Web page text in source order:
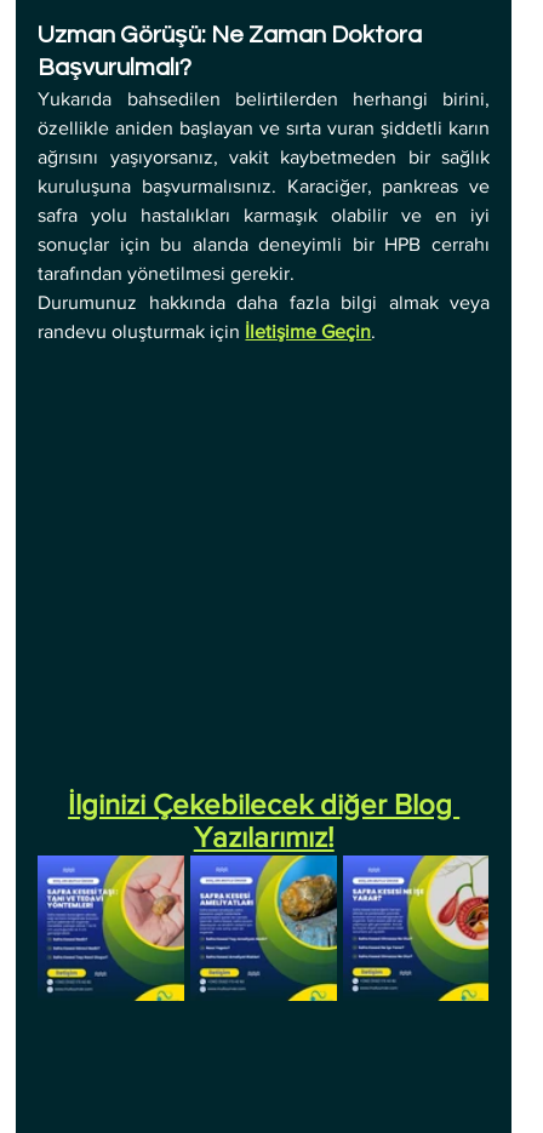
Uzman Görüşü: Ne Zaman Doktora
Başvurulmalı?
Yukarıda bahsedilen belirtilerden herhangi birini,
özellikle aniden başlayan ve sırta vuran şiddetli karın
ağrısını yaşıyorsanız, vakit kaybetmeden bir sağlık
kuruluşuna başvurmalısınız. Karaciğer, pankreas ve
safra yolu hastalıkları karmaşık olabilir ve en iyi
sonuçlar için bu alanda deneyimli bir HPB cerrahı
tarafından yönetilmesi gerekir.
Durumunuz hakkında daha fazla bilgi almak veya
randevu oluşturmak için İletişime Geçin.
İlginizi Çekebilecek diğer Blog
Yazılarımız!